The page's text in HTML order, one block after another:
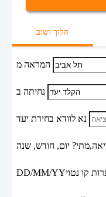
הלוך ושוב
המראה מ
נחיתה ב
נא לוודא בחירת יעד
מתי? יום, חודש, שנה
DD/MM/YYקו נטוי